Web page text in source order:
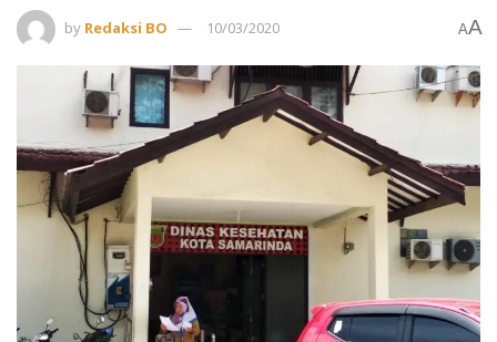
by Redaksi BO 10/03/2020 AA